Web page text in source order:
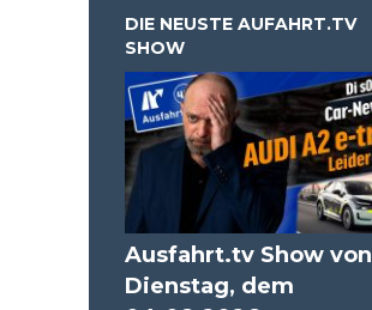
DIE NEUSTE AUFAHRT.TV
SHOW
Ausfahrt.tv Show von
Dienstag, dem